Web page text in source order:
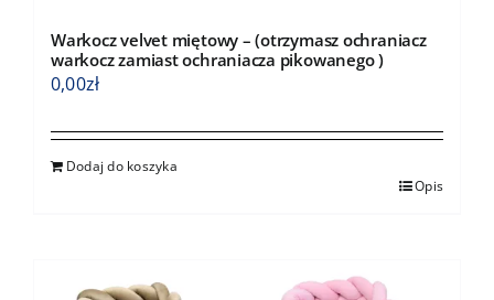
Warkocz velvet miętowy – (otrzymasz ochraniacz
warkocz zamiast ochraniacza pikowanego )
0,00zł
Dodaj do koszyka
Opis